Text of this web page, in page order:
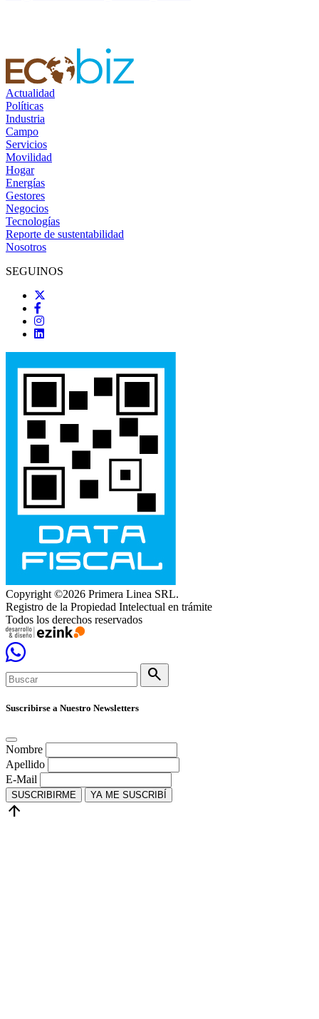
Actualidad
Políticas
Industria
Campo
Servicios
Movilidad
Hogar
Energías
Gestores
Negocios
Tecnologías
Reporte de sustentabilidad
Nosotros
SEGUINOS
Copyright ©2026 Primera Linea SRL.
Registro de la Propiedad Intelectual en trámite
Todos los derechos reservados
search
Suscribirse a Nuestro Newsletters
Nombre
Apellido
E-Mail
SUSCRIBIRME YA ME SUSCRIBÍ
arrow_upward